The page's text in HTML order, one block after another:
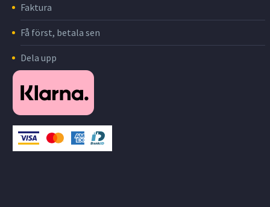
Faktura
Få först, betala sen
Dela upp